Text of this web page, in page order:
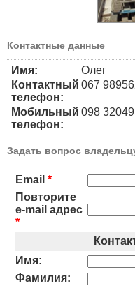
Контактные данные
Имя:
Олег
Контактный
телефон:
067
Мобильный
телефон:
098
Задать вопрос
Email *
Повторите
e-mail адрес
*
Имя:
Фамилия: